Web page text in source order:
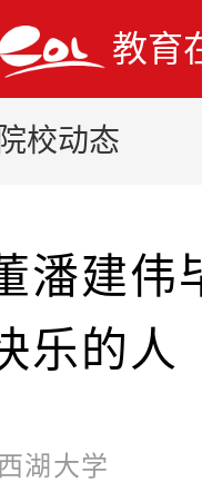
教育
院校动态
潘建伟
乐的人
湖大学